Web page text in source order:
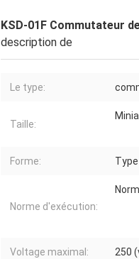
KSD-01F Commutateur
description de
Le type:
Taille:
Forme:
Norme d'exécution:
Voltage maximal: 250